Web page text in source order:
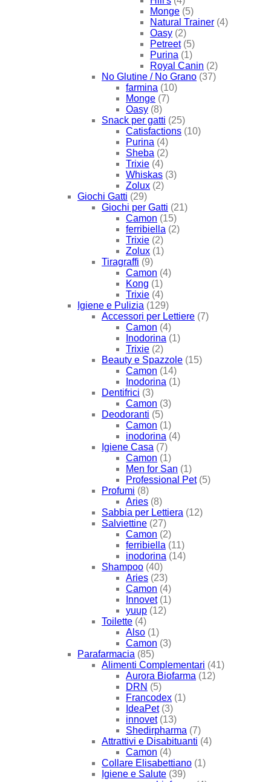
Monge (5)
Natural Trainer (4)
Oasy (2)
Petreet (5)
Purina (1)
Royal Canin (2)
No Glutine / No Grano (37)
farmina (10)
Monge (7)
Oasy (8)
Snack per gatti (25)
Catisfactions (10)
Purina (4)
Sheba (2)
Trixie (4)
Whiskas (3)
Zolux (2)
Giochi Gatti (29)
Giochi per Gatti (21)
Camon (15)
ferribiella (2)
Trixie (2)
Zolux (1)
Tiragraffi (9)
Camon (4)
Kong (1)
Trixie (4)
Igiene e Pulizia (129)
Accessori per Lettiere (7)
Camon (4)
Inodorina (1)
Trixie (2)
Beauty e Spazzole (15)
Camon (14)
Inodorina (1)
Dentifrici (3)
Camon (3)
Deodoranti (5)
Camon (1)
inodorina (4)
Igiene Casa (7)
Camon (1)
Men for San (1)
Professional Pet (5)
Profumi (8)
Aries (8)
Sabbia per Lettiera (12)
Salviettine (27)
Camon (2)
ferribiella (11)
inodorina (14)
Shampoo (40)
Aries (23)
Camon (4)
Innovet (1)
yuup (12)
Toilette (4)
Also (1)
Camon (3)
Parafarmacia (85)
Alimenti Complementari (41)
Aurora Biofarma (12)
DRN (5)
Francodex (1)
IdeaPet (3)
innovet (13)
Shedirpharma (7)
Attrattivi e Disabituanti (4)
Camon (4)
Collare Elisabettiano (1)
Igiene e Salute (39)